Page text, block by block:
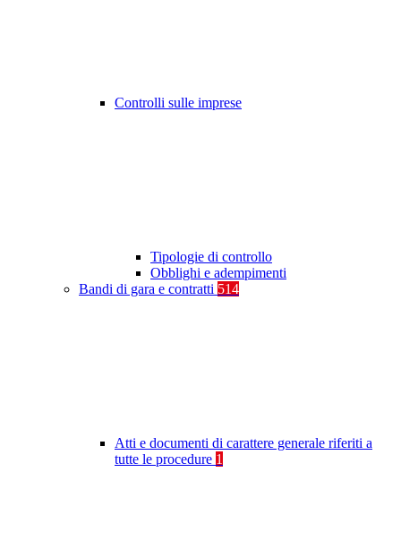
Controlli sulle imprese
Tipologie di controllo
Obblighi e adempimenti
Bandi di gara e contratti 514
Atti e documenti di carattere generale riferiti a
tutte le procedure 1